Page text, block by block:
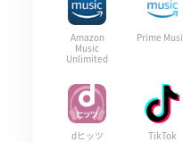
Amazon
Music
Unlimited
Prime
dヒッツ
TikTok